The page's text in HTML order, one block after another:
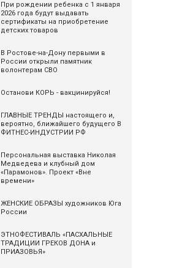
При рождении ребенка с 1 января
2026 года будут выдавать
сертификаты на приобретение
детских товаров
В Ростове-на-Дону первыми в
России открыли памятник
волонтерам СВО
Останови КОРЬ - вакцинируйся!
ГЛАВНЫЕ ТРЕНДЫ настоящего и,
вероятно, ближайшего будущего В
ФИТНЕС-ИНДУСТРИИ РФ
Персональная выставка Николая
Медведева и клубный дом
«Парамонов». Проект «Вне
времени»
ЖЕНСКИЕ ОБРАЗЫ художников Юга
России
ЭТНОФЕСТИВАЛЬ «ПАСХАЛЬНЫЕ
ТРАДИЦИИ ГРЕКОВ ДОНА и
ПРИАЗОВЬЯ»